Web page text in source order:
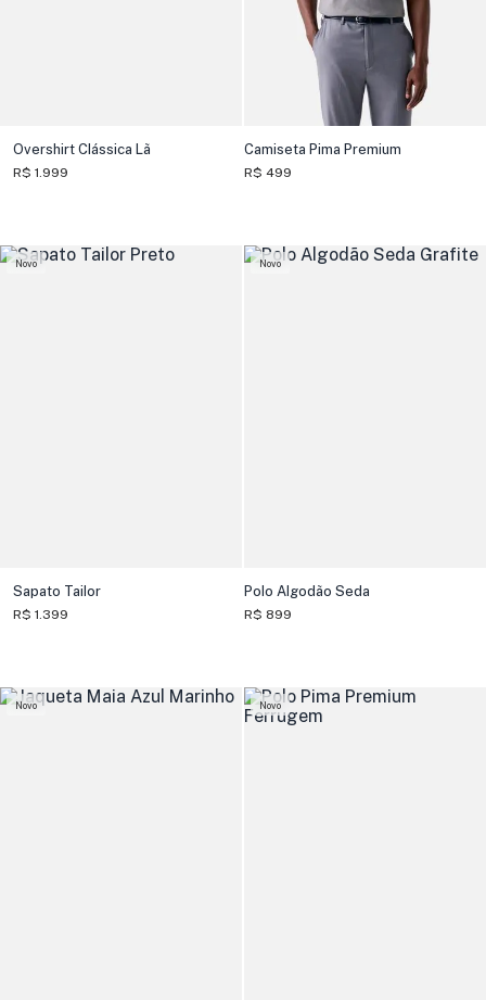
Overshirt Clássica Lã
R$ 1.999
Camiseta Pima Premium
R$ 499
Novo
Sapato Tailor
R$ 1.399
Novo
Polo Algodão Seda
R$ 899
Novo Novo